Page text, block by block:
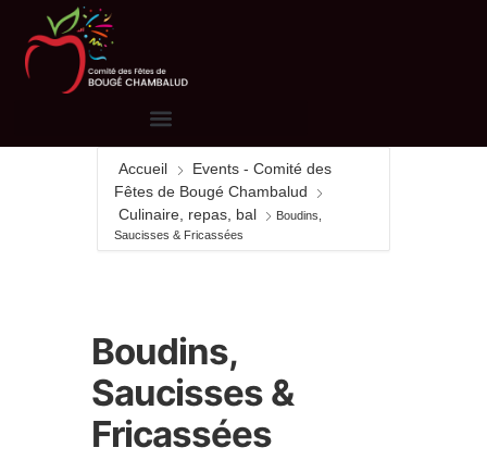
Accueil
Events - Comité des
Fêtes de Bougé Chambalud
Culinaire, repas, bal
Boudins,
Saucisses & Fricassées
Boudins,
Saucisses &
Fricassées